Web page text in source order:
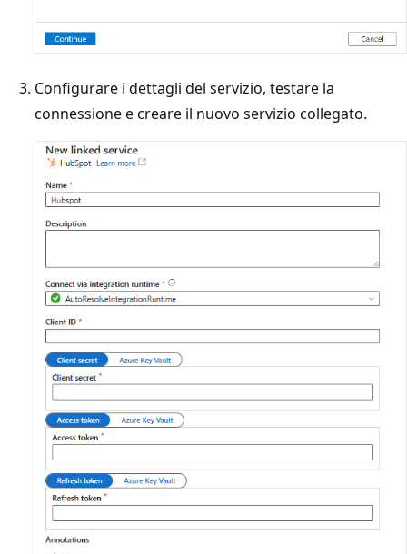
Configurare i dettagli del servizio, testare la
connessione e creare il nuovo servizio collegato.